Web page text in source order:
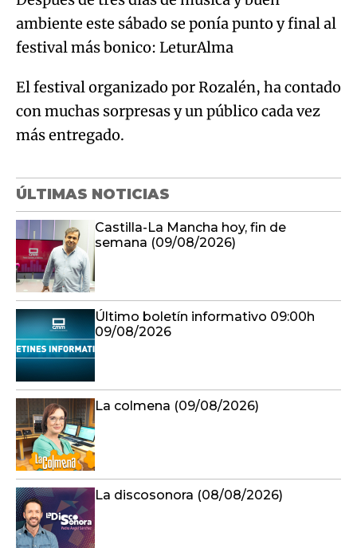
ambiente este sábado se ponía punto y final al
festival más bonico: LeturAlma
El festival organizado por Rozalén, ha contado
con muchas sorpresas y un público cada vez
más entregado.
ÚLTIMAS NOTICIAS
Castilla-La Mancha hoy, fin de
semana (09/08/2026)
Último boletín informativo 09:00h
09/08/2026
La colmena (09/08/2026)
La discosonora (08/08/2026)